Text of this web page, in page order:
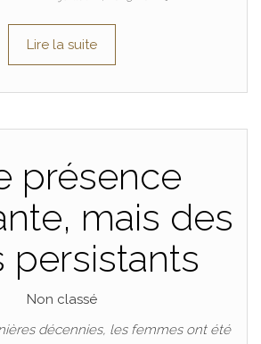
Lire la suite
présence
mais des
persistants
Non classé
décennies, les femmes ont été